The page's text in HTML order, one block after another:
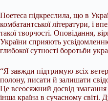
Поетеса підкреслила, що в
комбатантської літератури, і
такої творчості. Оповідання,
України сприяють
глибокої сутності боротьби
“Я завжди підтримую всіх
полону, писати й залишати
Це всеосяжний досвід
інша країна в сучасному світі.